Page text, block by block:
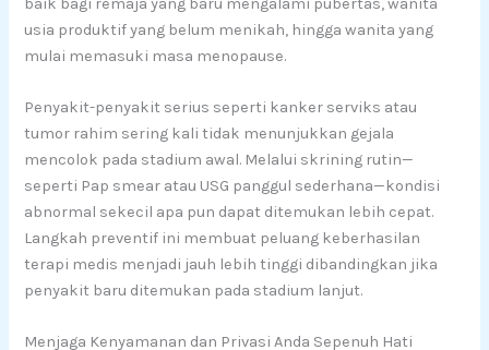
usia produktif yang belum menikah, hingga wanita yang
mulai memasuki masa menopause.
Penyakit-penyakit serius seperti kanker serviks atau
tumor rahim sering kali tidak menunjukkan gejala
mencolok pada stadium awal. Melalui skrining rutin—
seperti Pap smear atau USG panggul sederhana—kondisi
abnormal sekecil apa pun dapat ditemukan lebih cepat.
Langkah preventif ini membuat peluang keberhasilan
terapi medis menjadi jauh lebih tinggi dibandingkan jika
penyakit baru ditemukan pada stadium lanjut.
Menjaga Kenyamanan dan Privasi Anda Sepenuh Hati